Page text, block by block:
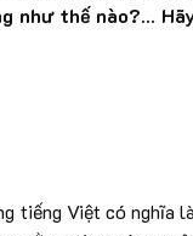
như thế nào?…
tiếng Việt có nghĩa là